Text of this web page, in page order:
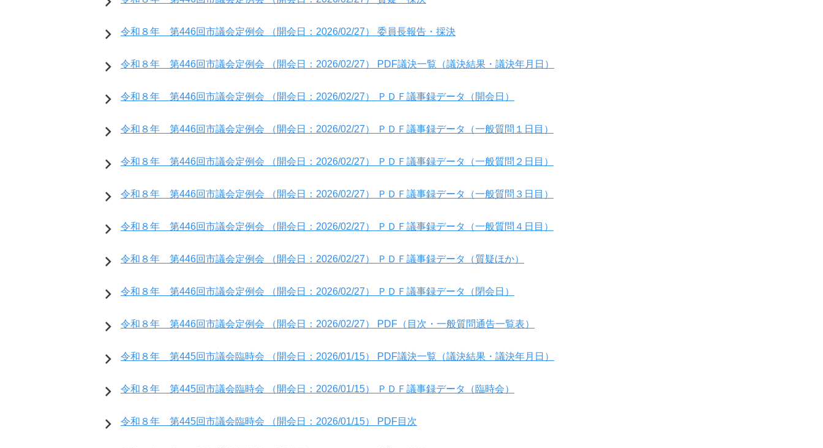
令和８年 第446回市議会定例会 （開会日：2026/02/27） 委員長報告・採決
令和８年 第446回市議会定例会 （開会日：2026/02/27） PDF議決一覧（議決結果・議決年月日）
令和８年 第446回市議会定例会 （開会日：2026/02/27） ＰＤＦ議事録データ（開会日）
令和８年 第446回市議会定例会 （開会日：2026/02/27） ＰＤＦ議事録データ（一般質問１日目）
令和８年 第446回市議会定例会 （開会日：2026/02/27） ＰＤＦ議事録データ（一般質問２日目）
令和８年 第446回市議会定例会 （開会日：2026/02/27） ＰＤＦ議事録データ（一般質問３日目）
令和８年 第446回市議会定例会 （開会日：2026/02/27） ＰＤＦ議事録データ（一般質問４日目）
令和８年 第446回市議会定例会 （開会日：2026/02/27） ＰＤＦ議事録データ（質疑ほか）
令和８年 第446回市議会定例会 （開会日：2026/02/27） ＰＤＦ議事録データ（閉会日）
令和８年 第446回市議会定例会 （開会日：2026/02/27） PDF（目次・一般質問通告一覧表）
令和８年 第445回市議会臨時会 （開会日：2026/01/15） PDF議決一覧（議決結果・議決年月日）
令和８年 第445回市議会臨時会 （開会日：2026/01/15） ＰＤＦ議事録データ（臨時会）
令和８年 第445回市議会臨時会 （開会日：2026/01/15） PDF目次